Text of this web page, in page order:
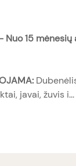
15
javai, žuvis i...